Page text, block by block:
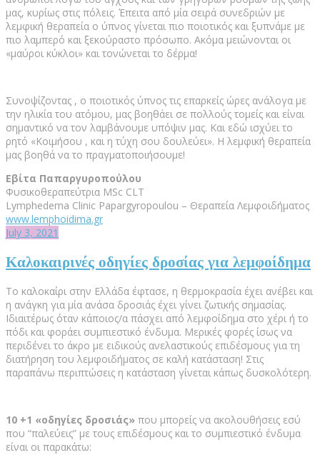
μας, κυρίως στις πόλεις. Έπειτα από μία σειρά συνεδριών με
λεμφική θεραπεία ο ύπνος γίνεται πιο ποιοτικός και ξυπνάμε με
πιο λαμπερό και ξεκούραστο πρόσωπο. Ακόμα μειώνονται οι
«μαύροι κύκλοι» και τονώνεται το δέρμα!
Συνοψίζοντας , ο ποιοτικός ύπνος τις επαρκείς ώρες ανάλογα με
την ηλικία του ατόμου, μας βοηθάει σε πολλούς τομείς και είναι
σημαντικό να τον λαμβάνουμε υπόψιν μας. Και εδώ ισχύει το
ρητό «Κοιμήσου , και η τύχη σου δουλεύει». Η λεμφική θεραπεία
μας βοηθά να το πραγματοποιήσουμε!
Εβίτα Παπαργυροπούλου
Φυσικοθεραπεύτρια MSc CLT
Lymphedema Clinic Papargyropoulou – Θεραπεία Λεμφοιδήματος
www.lemphoidima.gr
July 3, 2021
Καλοκαιρινές οδηγίες δροσίας για λεμφοίδημα
Το καλοκαίρι στην Ελλάδα έφτασε, η θερμοκρασία έχει ανέβει και
η ανάγκη για μία ανάσα δροσιάς έχει γίνει ζωτικής σημασίας.
Ιδιαιτέρως όταν κάποιος/α πάσχει από λεμφοίδημα στο χέρι ή το
πόδι και φοράει συμπιεστικό ένδυμα. Μερικές φορές ίσως να
περιδένει το άκρο με ειδικούς ανελαστικούς επιδέσμους για τη
διατήρηση του λεμφοιδήματος σε καλή κατάσταση! Στις
παραπάνω περιπτώσεις η κατάσταση γίνεται κάπως δυσκολότερη.
10 +1 «οδηγίες δροσιάς» που μπορείς να ακολουθήσεις εσύ
που “παλεύεις” με τους επιδέσμους και το συμπιεστικό ένδυμα
είναι οι παρακάτω: